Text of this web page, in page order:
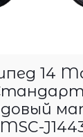
14
MSC-